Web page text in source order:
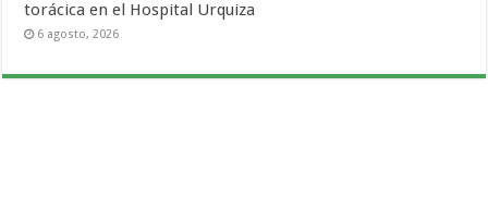
torácica en el Hospital Urquiza
6 agosto, 2026